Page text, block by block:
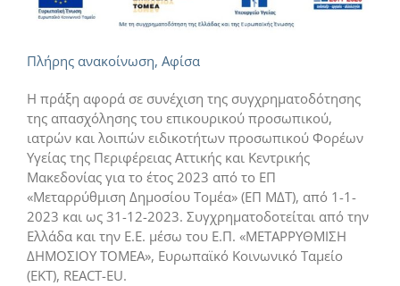
Πλήρης ανακοίνωση, Αφίσα
Η πράξη αφορά σε συνέχιση της συγχρηματοδότησης
της απασχόλησης του επικουρικού προσωπικού,
ιατρών και λοιπών ειδικοτήτων προσωπικού Φορέων
Υγείας της Περιφέρειας Αττικής και Κεντρικής
Μακεδονίας για το έτος 2023 από το ΕΠ
«Μεταρρύθμιση Δημοσίου Τομέα» (ΕΠ ΜΔΤ), από 1-1-
2023 και ως 31-12-2023. Συγχρηματοδοτείται από την
Ελλάδα και την Ε.Ε. μέσω του Ε.Π. «ΜΕΤΑΡΡΥΘΜΙΣΗ
ΔΗΜΟΣΙΟΥ ΤΟΜΕΑ», Ευρωπαϊκό Κοινωνικό Ταμείο
(ΕΚΤ), REACT-EU.